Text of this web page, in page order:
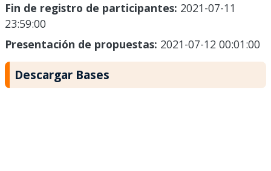
Fin de registro de participantes: 2021-07-11
23:59:00
Presentación de propuestas: 2021-07-12 00:01:00
Descargar Bases